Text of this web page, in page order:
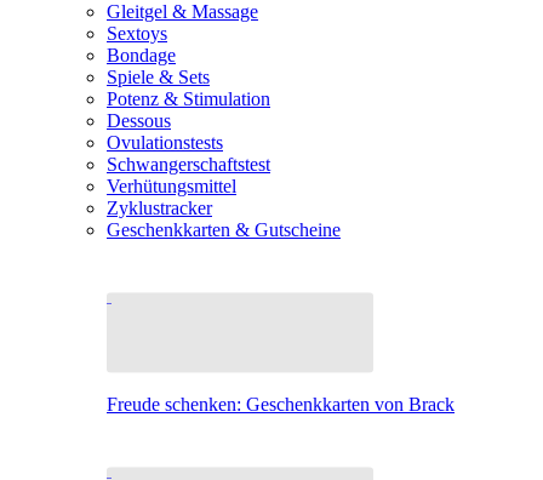
Gleitgel & Massage
Sextoys
Bondage
Spiele & Sets
Potenz & Stimulation
Dessous
Ovulationstests
Schwangerschaftstest
Verhütungsmittel
Zyklustracker
Geschenkkarten & Gutscheine
Freude schenken: Geschenkkarten von Brack